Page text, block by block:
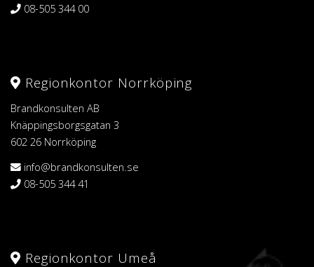
08-505 344 00
Regionkontor Norrköping
Brandkonsulten AB
Knäppingsborgsgatan 3
602 26 Norrköping
info@brandkonsulten.se
08-505 344 41
Regionkontor Umeå